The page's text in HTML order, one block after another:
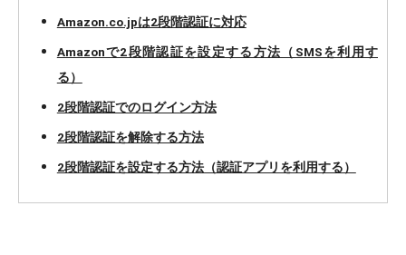
Amazon.co.jpは2段階認証に対応
Amazonで2段階認証を設定する方法（SMSを利用す
る）
2段階認証でのログイン方法
2段階認証を解除する方法
2段階認証を設定する方法（認証アプリを利用する）